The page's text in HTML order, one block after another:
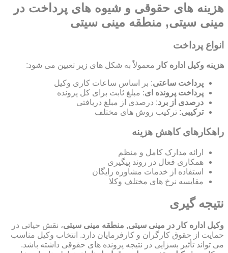
هزینه های حقوقی و شیوه های پرداخت در
مینی سیتی, منطقه مینی سیتی
انواع پرداخت
هزینه وکیل اداره کار معمولاً به شکل های زیر تعیین می شود:
پرداخت ساعتی: بر اساس ساعات کاری وکیل
پرداخت پرونده ای: مبلغ ثابت برای کل پرونده
درصدی از برد: درصدی از مبلغ دریافتی
ترکیبی: ترکیب روش های مختلف
راهکارهای کاهش هزینه
ارائه مدارک کامل و منظم
همکاری فعال در روند پیگیری
استفاده از خدمات مشاوره رایگان
مقایسه نرخ های مختلف وکلا
نتیجه گیری
وکیل اداره کار در مینی سیتی, منطقه مینی سیتی، نقش حیاتی در
حمایت از حقوق کارگران و کارفرمایان دارد. انتخاب وکیل مناسب
می تواند تأثیر بسزایی در نتیجه پرونده های حقوقی داشته باشد.